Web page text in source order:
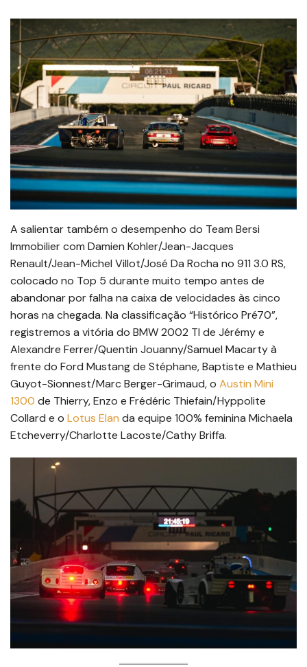
A salientar também o desempenho do Team Bersi
Immobilier com Damien Kohler/Jean-Jacques
Renault/Jean-Michel Villot/José Da Rocha no 911 3.0 RS,
colocado no Top 5 durante muito tempo antes de
abandonar por falha na caixa de velocidades às cinco
horas na chegada. Na classificação “Histórico Pré70”,
registremos a vitória do BMW 2002 TI de Jérémy e
Alexandre Ferrer/Quentin Jouanny/Samuel Macarty à
frente do Ford Mustang de Stéphane, Baptiste e Mathieu
Guyot-Sionnest/Marc Berger-Grimaud, o Austin Mini
1300 de Thierry, Enzo e Frédéric Thiefain/Hyppolite
Collard e o Lotus Elan da equipe 100% feminina Michaela
Etcheverry/Charlotte Lacoste/Cathy Briffa.